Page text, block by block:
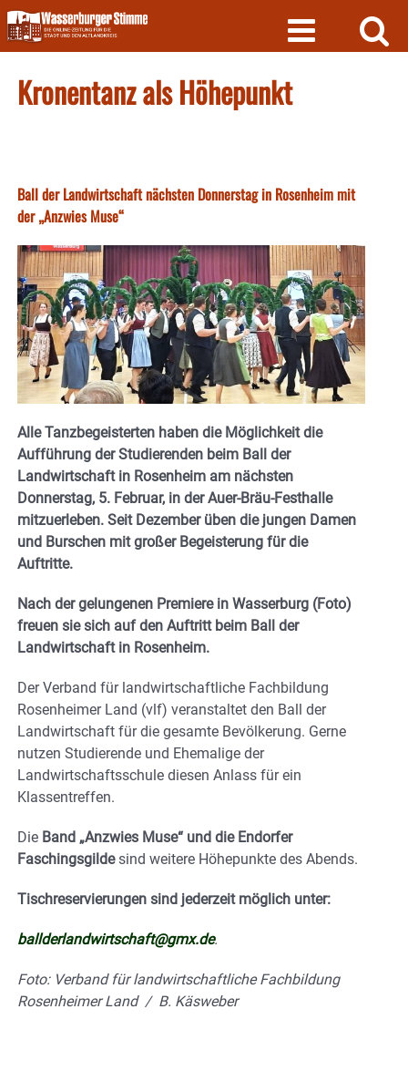
Skip
to
content
Kronentanz als Höhepunkt
Ball der Landwirtschaft nächsten Donnerstag in Rosenheim mit
der „Anzwies Muse“
Alle Tanzbegeisterten haben die Möglichkeit die
Aufführung der Studierenden beim Ball der
Landwirtschaft in Rosenheim am nächsten
Donnerstag, 5. Februar, in der Auer-Bräu-Festhalle
mitzuerleben. Seit Dezember üben die jungen Damen
und Burschen mit großer Begeisterung für die
Auftritte.
Nach der gelungenen Premiere in Wasserburg (Foto)
freuen sie sich auf den Auftritt beim Ball der
Landwirtschaft in Rosenheim.
Der Verband für landwirtschaftliche Fachbildung
Rosenheimer Land (vlf) veranstaltet den Ball der
Landwirtschaft für die gesamte Bevölkerung. Gerne
nutzen Studierende und Ehemalige der
Landwirtschaftsschule diesen Anlass für ein
Klassentreffen.
Die Band „Anzwies Muse“ und die Endorfer
Faschingsgildesind weitere Höhepunkte des Abends.
Tischreservierungen sind jederzeit möglich unter:
ballderlandwirtschaft@gmx.de.
Foto: Verband für landwirtschaftliche Fachbildung
Rosenheimer Land / B. Käsweber